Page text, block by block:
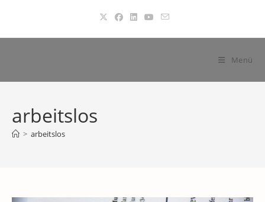
springen
Menü
arbeitslos
> arbeitslos